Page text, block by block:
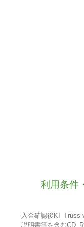
利用条件
入金確認後KI_Truss
説明書等を含む